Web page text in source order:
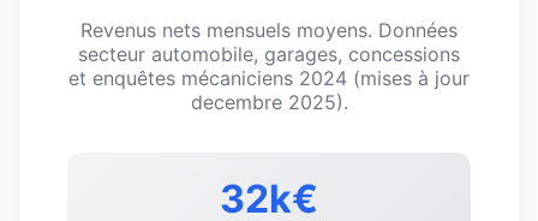
Revenus nets mensuels moyens. Données
secteur automobile, garages, concessions
et enquêtes mécaniciens 2024 (mises à jour
decembre 2025).
32k€